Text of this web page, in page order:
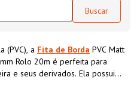
(PVC), a Fita de Borda PVC Matt
Rolo 20m é perfeita para
e seus derivados. Ela possui
que além de conferir